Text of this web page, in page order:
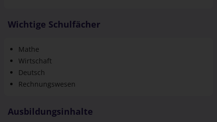
Mathe
Wirtschaft
Rechnungswesen
Ausbildungsinhalte
Rechtsfächer (z. B. Verwaltungsrecht, Kommunalrecht,
Privatrecht)